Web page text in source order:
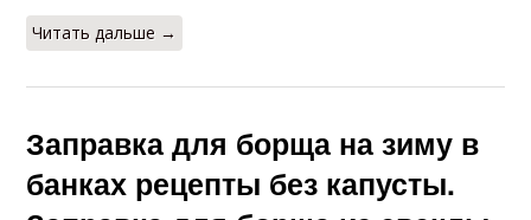
Читать дальше →
Заправка для борща на зиму в
банках рецепты без капусты.